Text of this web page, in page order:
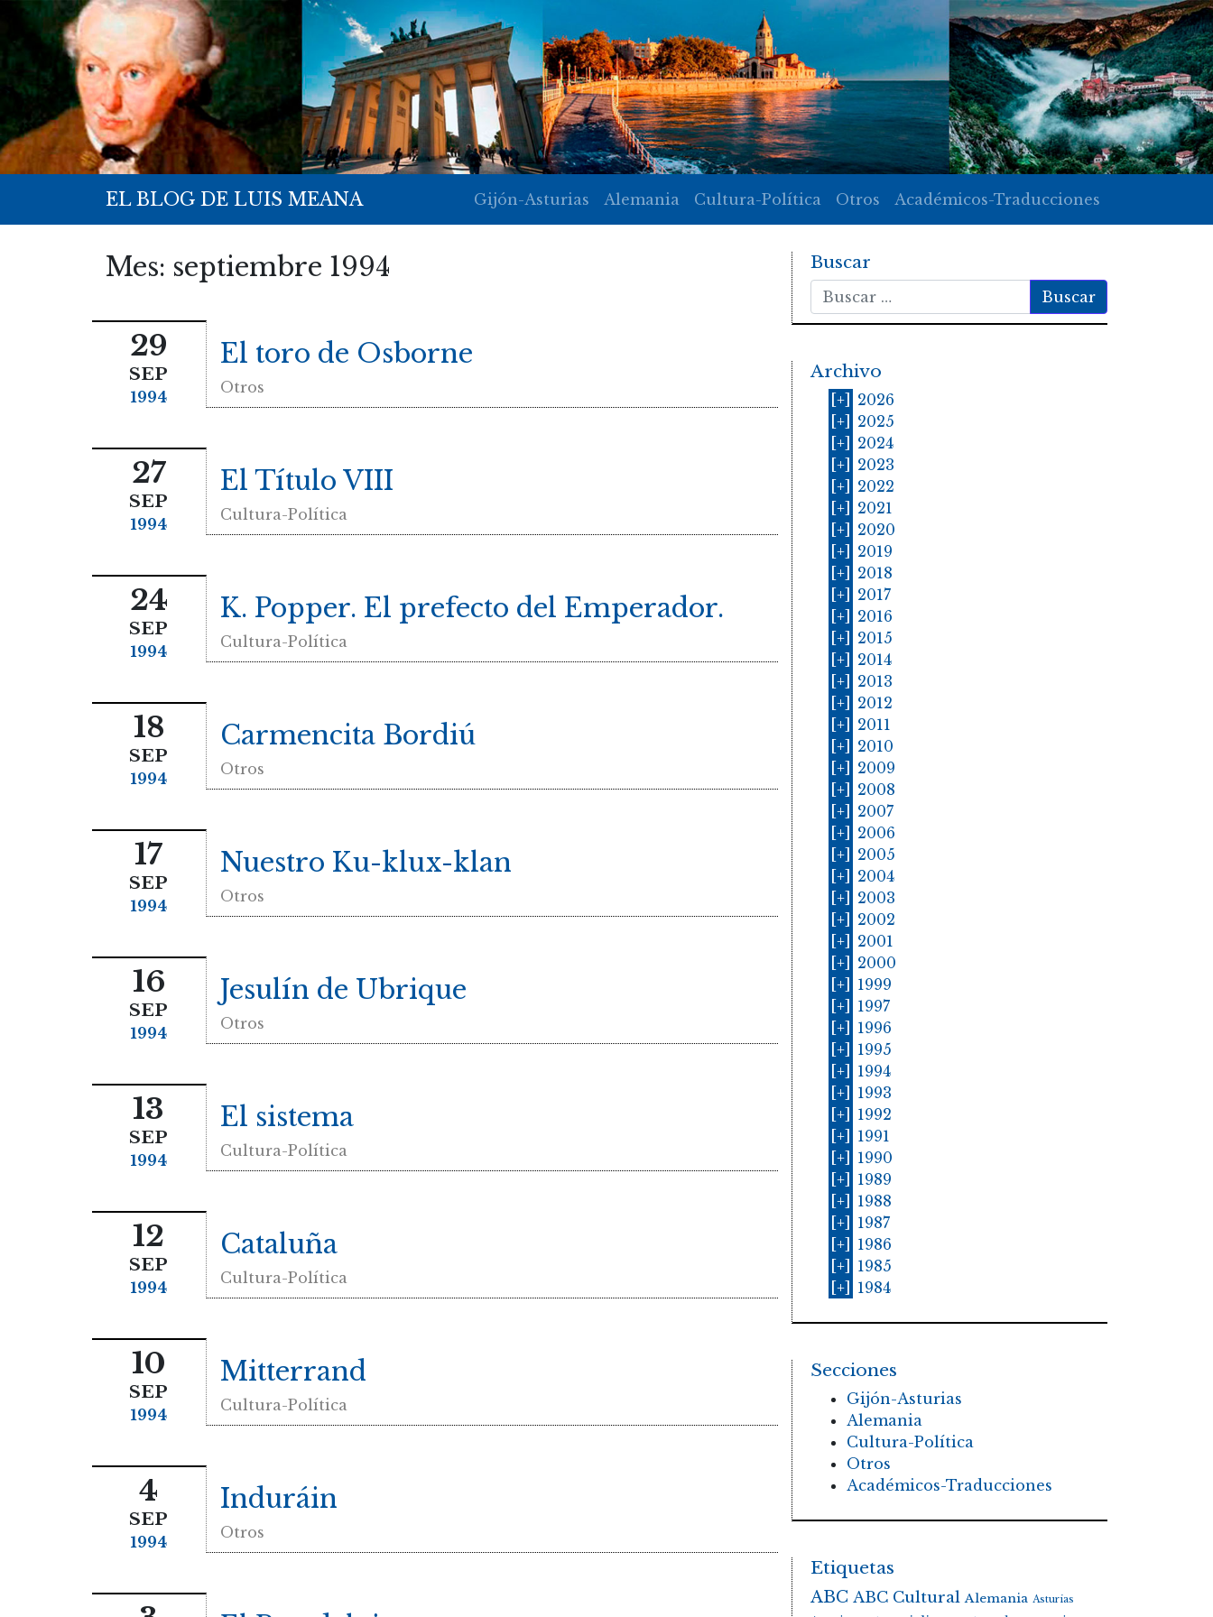
EL BLOG DE LUIS MEANA Gijón-Asturias Alemania Cultura-Política Otros Académicos-Traducciones
Mes: septiembre 1994
29
SEP
1994
El toro de Osborne
Otros
27
SEP
1994
El Título VIII
Cultura-Política
24
SEP
1994
K. Popper. El prefecto del Emperador.
Cultura-Política
18
SEP
1994
Carmencita Bordiú
Otros
17
SEP
1994
Nuestro Ku-klux-klan
Otros
16
SEP
1994
Jesulín de Ubrique
Otros
13
SEP
1994
El sistema
Cultura-Política
12
SEP
1994
Cataluña
Cultura-Política
10
SEP
1994
Mitterrand
Cultura-Política
4
SEP
1994
Induráin
Otros
Buscar
Buscar
Archivo
[+] 2026
[+] 2025
[+] 2024
[+] 2023
[+] 2022
[+] 2021
[+] 2020
[+] 2019
[+] 2018
[+] 2017
[+] 2016
[+] 2015
[+] 2014
[+] 2013
[+] 2012
[+] 2011
[+] 2010
[+] 2009
[+] 2008
[+] 2007
[+] 2006
[+] 2005
[+] 2004
[+] 2003
[+] 2002
[+] 2001
[+] 2000
[+] 1999
[+] 1997
[+] 1996
[+] 1995
[+] 1994
[+] 1993
[+] 1992
[+] 1991
[+] 1990
[+] 1989
[+] 1988
[+] 1987
[+] 1986
[+] 1985
[+] 1984
Secciones
Gijón-Asturias
Alemania
Cultura-Política
Otros
Académicos-Traducciones
Etiquetas
ABC ABC Cultural Alemania Asturias